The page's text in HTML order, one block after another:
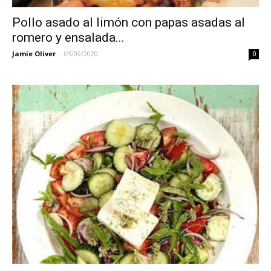
Pollo asado al limón con papas asadas al
romero y ensalada...
Jamie Oliver - 05/09/2020 0